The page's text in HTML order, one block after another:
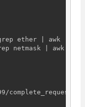
ether | awk
netmask | awk